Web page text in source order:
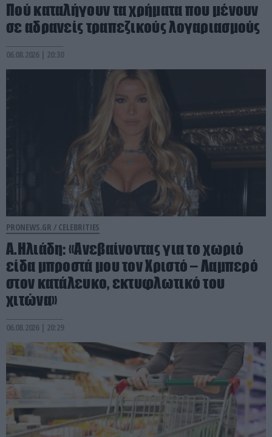
Πού καταλήγουν τα χρήματα που μένουν
σε αδρανείς τραπεζικούς λογαριασμούς
06.08.2026 | 20:30
PRONEWS.GR / CELEBRITIES
Α.Ηλιάδη: «Ανεβαίνοντας για το χωριό
είδα μπροστά μου τον Χριστό – Λαμπερό
στον κατάλευκο, εκτυφλωτικό του
χιτώνα»
06.08.2026 | 20:29